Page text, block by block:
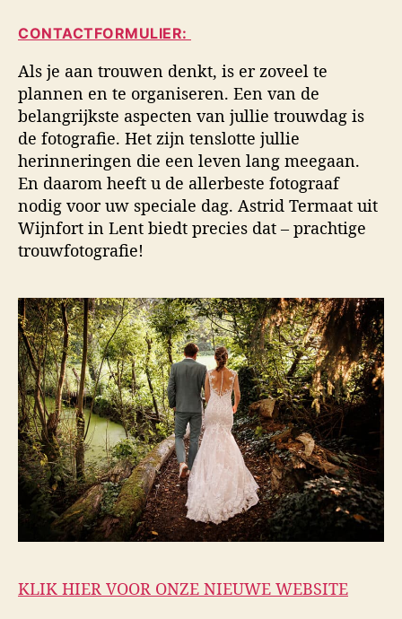
d
s
f
o
t
o
g
r
a
f
i
e
u
e
u
r
u
m
CONTACTFORMULIER:
Als je aan trouwen denkt, is er zoveel te
plannen en te organiseren. Een van de
belangrijkste aspecten van jullie trouwdag is
de fotografie. Het zijn tenslotte jullie
herinneringen die een leven lang meegaan.
En daarom heeft u de allerbeste fotograaf
nodig voor uw speciale dag. Astrid Termaat uit
Wijnfort in Lent biedt precies dat – prachtige
trouwfotografie!
KLIK HIER VOOR ONZE NIEUWE WEBSITE